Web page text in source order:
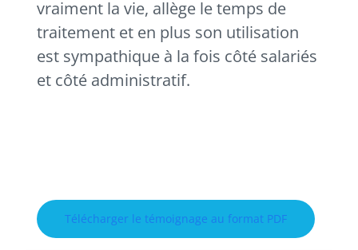
vraiment la vie, allège le temps de
traitement et en plus son utilisation
est sympathique à la fois côté salariés
et côté administratif.
Télécharger le témoignage au format PDF